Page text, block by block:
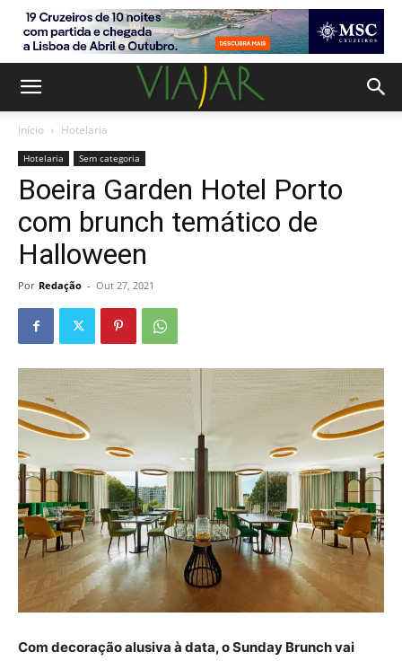
Início Hotelaria
Hotelaria Sem categoria
Boeira Garden Hotel Porto
com brunch temático de
Halloween
Por Redação - Out 27, 2021
Com decoração alusiva à data, o Sunday Brunch vai